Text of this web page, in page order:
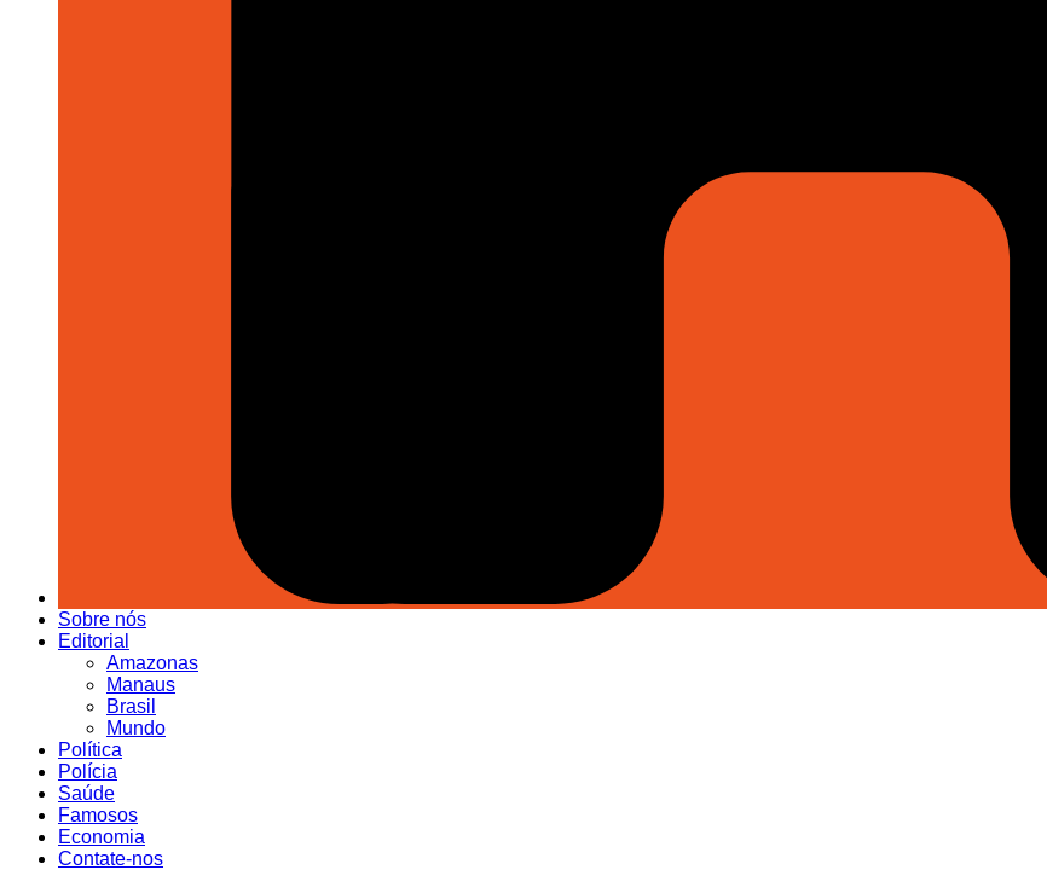
Sobre nós
Editorial
Amazonas
Manaus
Brasil
Mundo
Política
Polícia
Saúde
Famosos
Economia
Contate-nos